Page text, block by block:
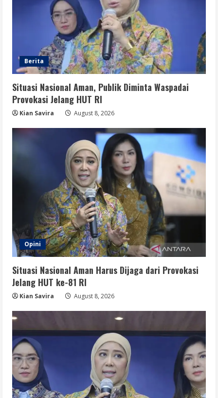
Berita
Situasi Nasional Aman, Publik Diminta Waspadai
Provokasi Jelang HUT RI
Kian Savira August 8, 2026
Opini
Situasi Nasional Aman Harus Dijaga dari Provokasi
Jelang HUT ke-81 RI
Kian Savira August 8, 2026